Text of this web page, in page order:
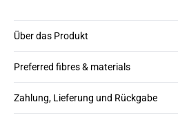
Über das Produkt
Preferred fibres & materials
Zahlung, Lieferung und Rückgabe